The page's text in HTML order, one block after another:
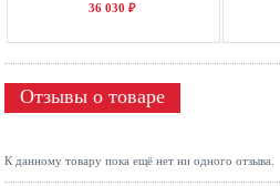
36 030 ₽
Отзывы о товаре
К данному товару пока ещё нет ни одного отзыва.